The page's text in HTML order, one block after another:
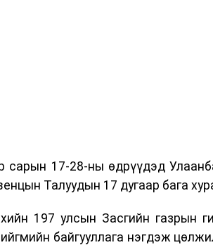
сарын 17-28-ны өдрүүдэд
Талуудын 17 дугаар бага
197 улсын Засгийн газрын
байгууллага нэгдэж